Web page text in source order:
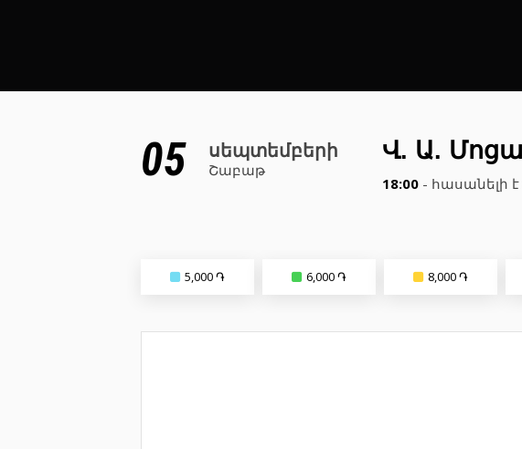
05 սեպտեմբերի
Շաբաթ
Վ. Ա.
18:00 - հասանելի է
5,000 ֏ 6,000 ֏ 8,000 ֏